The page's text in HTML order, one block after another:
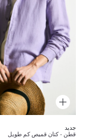
جديد
قطن - كتان قميص كم طويل